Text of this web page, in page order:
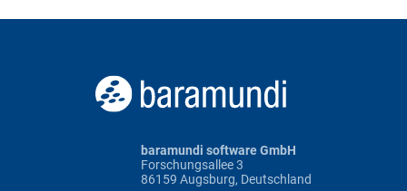
baramundi software GmbH
Forschungsallee 3
86159 Augsburg, Deutschland